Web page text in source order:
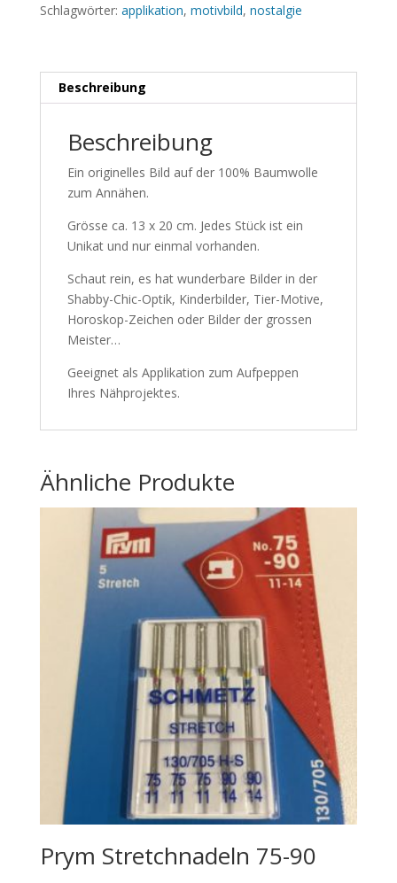
Schlagwörter: applikation, motivbild, nostalgie
Beschreibung
Beschreibung
Ein originelles Bild auf der 100% Baumwolle
zum Annähen.
Grösse ca. 13 x 20 cm. Jedes Stück ist ein
Unikat und nur einmal vorhanden.
Schaut rein, es hat wunderbare Bilder in der
Shabby-Chic-Optik, Kinderbilder, Tier-Motive,
Horoskop-Zeichen oder Bilder der grossen
Meister…
Geeignet als Applikation zum Aufpeppen
Ihres Nähprojektes.
Ähnliche Produkte
Prym Stretchnadeln 75-90